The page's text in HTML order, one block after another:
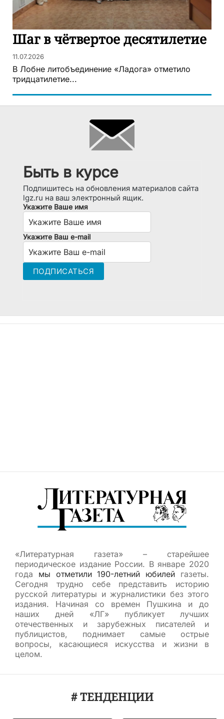
Шаг в чётвертое десятилетие
11.07.2026
В Лобне литобъединение «Ладога» отметило
тридцатилетие...
Быть в курсе
Подпишитесь на обновления материалов сайта
lgz.ru на ваш электронный ящик.
Укажите Ваше имя
Укажите Ваш e-mail
«Литературная газета» – старейшее
периодическое издание России. В январе 2020
года мы отметили 190-летний юбилей газеты.
Сегодня трудно себе представить историю
русской литературы и журналистики без этого
издания. Начиная со времен Пушкина и до
наших дней «ЛГ» публикует лучших
отечественных и зарубежных писателей и
публицистов, поднимает самые острые
вопросы, касающиеся искусства и жизни в
целом.
# ТЕНДЕНЦИИ